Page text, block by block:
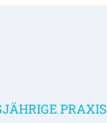
PRAXIS